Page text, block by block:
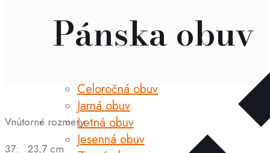
Pánska obuv
Celoročná obuv
Jarná obuv
Letná obuv
Jesenná obuv
Vnútorné rozmery:
37: 23,7 cm